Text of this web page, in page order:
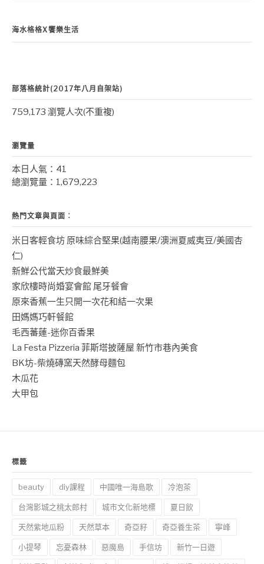
海水格格X饗樂生活
部落格統計(2017年八月自架站)
759,173 瀏覽人次(不重複)
瀏覽量
本日人氣：41
總瀏覽量：1,679,223
熱門文章與頁面︰
米日客輕食坊 原味綜合堅果(越南腰果/澳洲夏威夷豆/美國杏
仁)
新鮮公代當天炒食最鮮美
家欣樓時尚婚宴會館 尾牙餐會
原來香蕉一生只開一次花和結一次果
田媽媽巧軒餐館
毛西蕃蓮-迷你百香果
La Festa Pizzeria 菲斯塔披薩屋 新竹市巷內美食
BK坊-柴燒磚窯天然酵母麵包
木瓜花
大甲包
標籤
beauty diy課程 中國唯一海島歌 冷泡茶
台灣影城之桃太郎村 城市文化新地標 夏日飲
天然紫地瓜粉 天然草本 奇亞籽 奇亞養生茶 寧峰
小提琴 忘憂森林 惡魔島 手信坊 新竹一日遊